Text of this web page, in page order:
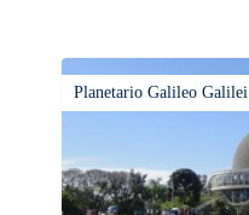
Planetario Galileo Galilei